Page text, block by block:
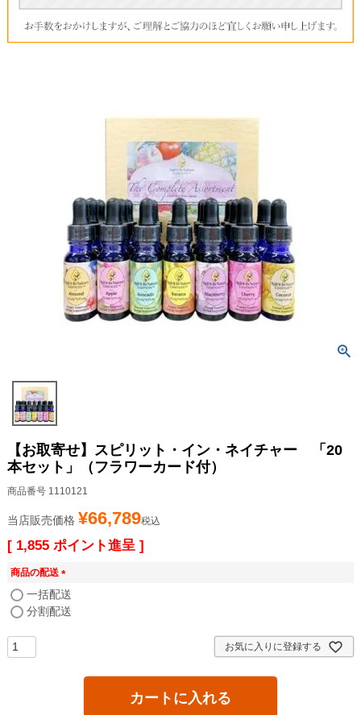
【お取寄せ】スピリット・イン・ネイチャー 「20
本セット」（フラワーカード付）
商品番号 1110121
当店販売価格 ¥66,789税込
[ 1,855 ポイント進呈 ]
商品の配送
(
必
須
一括配送
分割配送
お気に入りに登録する
カートに入れる